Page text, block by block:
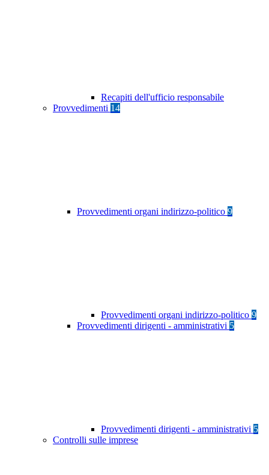
Recapiti dell'ufficio responsabile
Provvedimenti 14
Provvedimenti organi indirizzo-politico 9
Provvedimenti organi indirizzo-politico 9
Provvedimenti dirigenti - amministrativi 5
Provvedimenti dirigenti - amministrativi 5
Controlli sulle imprese